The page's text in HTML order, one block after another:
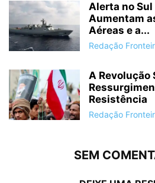
Alerta no Sul
Aumentam
Aéreas e a...
Redação
A Revolução
Resistência
Redação
SEM